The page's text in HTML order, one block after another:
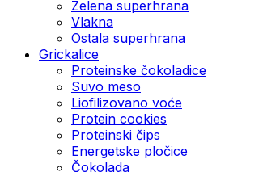
Zelena superhrana
Vlakna
Ostala superhrana
Grickalice
Proteinske čokoladice
Suvo meso
Liofilizovano voće
Protein cookies
Proteinski čips
Energetske pločice
Čokolada